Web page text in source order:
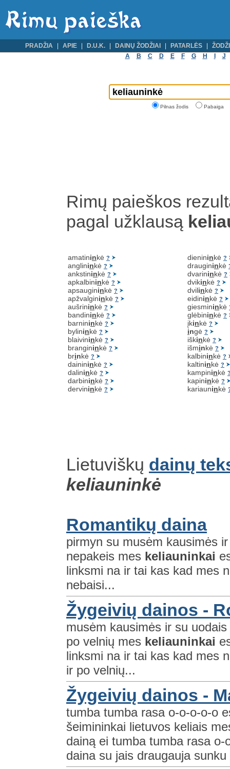
PRADŽIA APIE D.U.K. DAINŲ ŽODŽIAI PATARLĖS
A
B C D E F G H J
Pilnas žodis Pabaiga
Rimų paieškos
pagal užklausą
amatininkė ?
anglininkė ?
ankstininkė ?
apkalbininkė ?
apsaugininkė ?
apžvalgininkė ?
aušrininkė ?
bandininkė ?
barnininkė ?
bylininkė ?
blaivininkė ?
brangininkė ?
brinkė ?
dainininkė ?
dalininkė ?
darbininkė ?
dervininkė ?
dienininkė ?
draugininkė
dvarininkė ?
dvikinkė ?
dvilinkė ?
eidininkė ?
giesmininkė
glėbininkė ?
įkinkė ?
ingė ?
iškinkė ?
išminkė ?
kalbininkė ?
kaltininkė ?
kampininkė
kapininkė ?
kariauninkė
Lietuviškų dainų
keliauninkė
Romantikų daina
pirmyn su musėm kausimės
nepakeis mes keliauninkai
linksmi na ir tai kas kad mes
nebaisi...
Žygeivių dainos -
musėm kausimės ir su
po velnių mes keliauninkai
linksmi na ir tai kas kad mes
ir po velnių...
Žygeivių dainos -
tumba tumba rasa o-o-o-o-o
šeimininkai lietuvos keliais
dainą ei tumba tumba rasa
daina su jais draugauja